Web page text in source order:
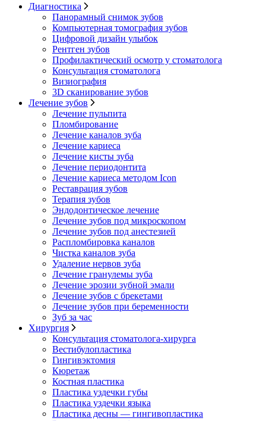
Диагностика
Панорамный снимок зубов
Компьютерная томография зубов
Цифровой дизайн улыбок
Рентген зубов
Профилактический осмотр у стоматолога
Консультация стоматолога
Визиография
3D сканирование зубов
Лечение зубов
Лечение пульпита
Пломбирование
Лечение каналов зуба
Лечение кариеса
Лечение кисты зуба
Лечение периодонтита
Лечение кариеса методом Icon
Реставрация зубов
Терапия зубов
Эндодонтическое лечение
Лечение зубов под микроскопом
Лечение зубов под анестезией
Распломбировка каналов
Чистка каналов зуба
Удаление нервов зуба
Лечение гранулемы зуба
Лечение эрозии зубной эмали
Лечение зубов с брекетами
Лечение зубов при беременности
Зуб за час
Хирургия
Консультация стоматолога-хирурга
Вестибулопластика
Гингивэктомия
Кюретаж
Костная пластика
Пластика уздечки губы
Пластика уздечки языка
Пластика десны — гингивопластика